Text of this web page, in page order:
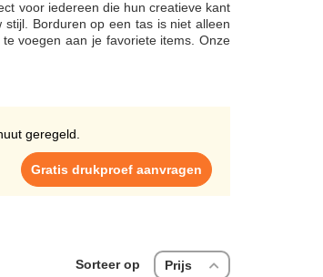
voor iedereen die hun creatieve kant
Borduren op een tas is niet alleen
voegen aan je favoriete items. Onze
Of je nu op zoek bent naar een
tote bag nog nooit zo eenvoudig
ervoor dat jouw tas met zorg wordt
paar eenvoudige benodigdheden en
iets leuks voor jezelf, onze tote
dagelijkse items mee te nemen. De
kiest voor een sporttas, strandtas of
geregeld.
Gratis drukproef aanvragen
Sorteer op Prijs